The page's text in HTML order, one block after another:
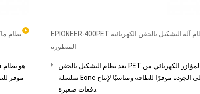
EPIONEER-400PET نظام آلة التشكيل بالحقن الكهربائية
المتطورة
يعد نظام التشكيل بالحقن PET من النوع المؤازر الكهربائي من
سلسلة Eone نموذجًا عالي الجودة موفرًا للطاقة ومناسبًا لإنتاج
دفعات صغيرة.